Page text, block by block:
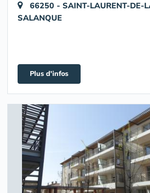
66250 - SAINT-LAURENT-DE-
SALANQUE
Plus d'infos